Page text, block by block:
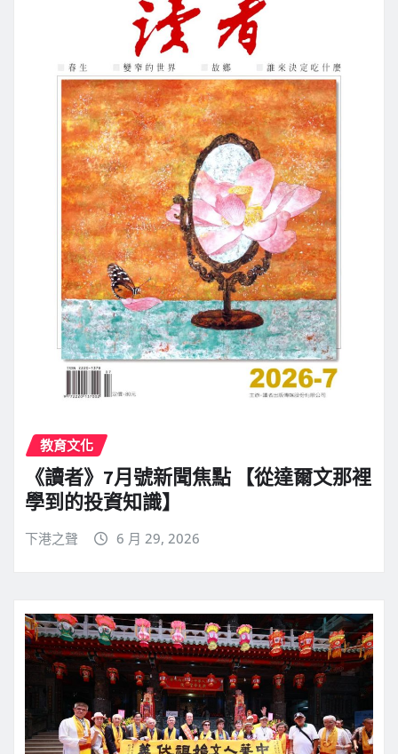
教育文化
《讀者》7月號新聞焦點 【從達爾文那裡
學到的投資知識】
下港之聲 6 月 29, 2026